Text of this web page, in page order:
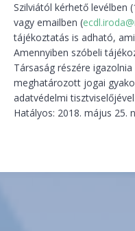
Szilviától kérhető levélben
vagy emailben (
tájékoztatás is adható,
Amennyiben szóbeli
Társaság részére
meghatározott jogai
adatvédelmi
Hatályos: 2018. május 25.